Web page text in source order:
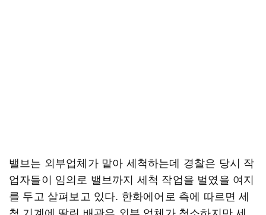
밸브는 외부업체가 맡아 세척하는데 경찰은 당시 작
업자들이 임의로 밸브까지 세척 작업을 벌였을 여지
를 두고 살펴보고 있다. 한화에어로 측에 따르면 세